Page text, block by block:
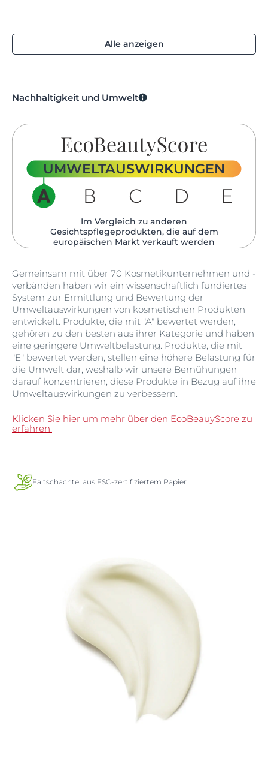
Alle anzeigen
Nachhaltigkeit und Umwelt
UMWELTAUSWIRKUNGEN
Im Vergleich zu anderen
Gesichtspflegeprodukten, die auf dem
europäischen Markt verkauft werden​
Gemeinsam mit über 70 Kosmetikunternehmen und -
verbänden haben wir ein wissenschaftlich fundiertes
System zur Ermittlung und Bewertung der
Umweltauswirkungen von kosmetischen Produkten
entwickelt. Produkte, die mit "A" bewertet werden,
gehören zu den besten aus ihrer Kategorie und haben
eine geringere Umweltbelastung. Produkte, die mit
"E" bewertet werden, stellen eine höhere Belastung für
die Umwelt dar, weshalb wir unsere Bemühungen
darauf konzentrieren, diese Produkte in Bezug auf ihre
Umweltauswirkungen zu verbessern.
Klicken Sie hier um mehr über den EcoBeauyScore zu
erfahren.
Faltschachtel aus FSC-zertifiziertem Papier